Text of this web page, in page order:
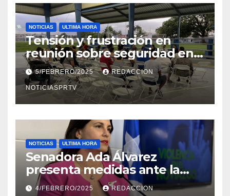
NOTICIAS ULTIMA HORA
Tensión y frustración en
reunión sobre seguridad en
Reparto Metropolitano
5/FEBRERO/2025 REDACCION
NOTICIASPRTV
NOTICIAS ULTIMA HORA
Senadora Ada Álvarez
presenta medidas ante la
violencia en el noviazgo
4/FEBRERO/2025 REDACCION